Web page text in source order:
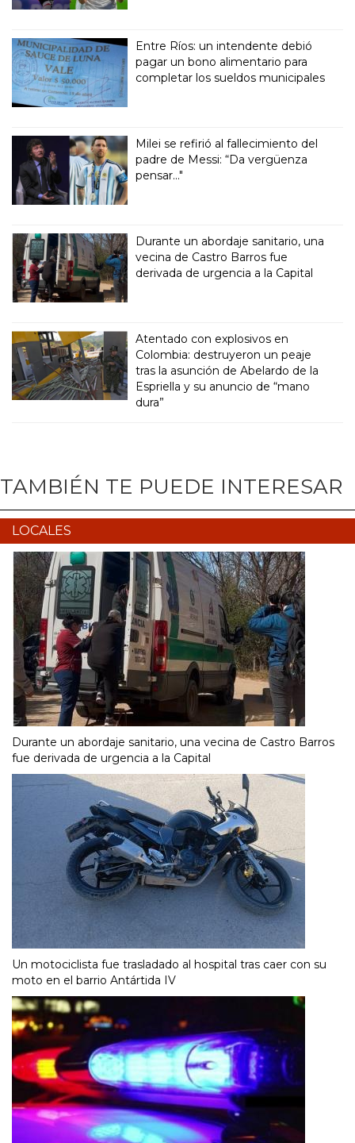
Entre Ríos: un intendente debió
pagar un bono alimentario para
completar los sueldos municipales
Milei se refirió al fallecimiento del
padre de Messi: “Da vergüenza
pensar..."
Durante un abordaje sanitario, una
vecina de Castro Barros fue
derivada de urgencia a la Capital
Atentado con explosivos en
Colombia: destruyeron un peaje
tras la asunción de Abelardo de la
Espriella y su anuncio de “mano
dura”
TAMBIÉN TE PUEDE INTERESAR
LOCALES
Durante un abordaje sanitario, una vecina de Castro Barros
fue derivada de urgencia a la Capital
Un motociclista fue trasladado al hospital tras caer con su
moto en el barrio Antártida IV